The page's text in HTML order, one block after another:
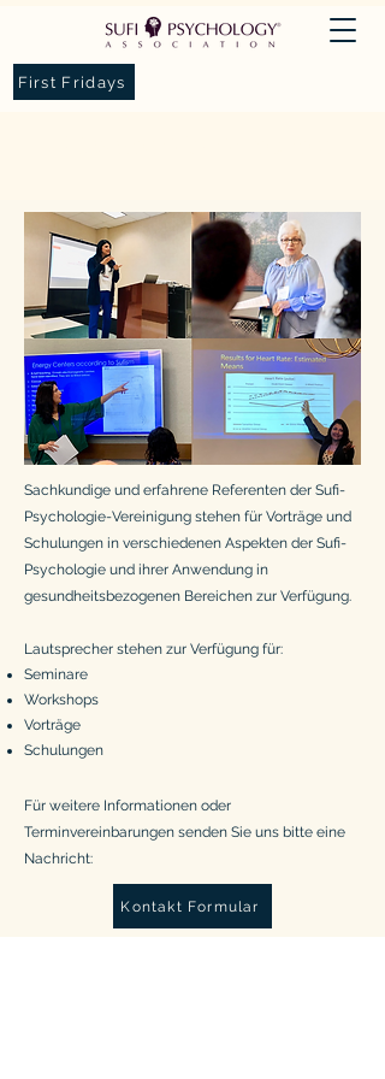
First Fridays
Sachkundige und erfahrene Referenten der Sufi-
Psychologie-Vereinigung stehen für Vorträge und
Schulungen in verschiedenen Aspekten der Sufi-
Psychologie und ihrer Anwendung in
gesundheitsbezogenen Bereichen zur Verfügung.
Lautsprecher stehen zur Verfügung für:
Seminare
Workshops
Vorträge
Schulungen
Für weitere Informationen oder
Terminvereinbarungen senden Sie uns bitte eine
Nachricht:
Kontakt Formular